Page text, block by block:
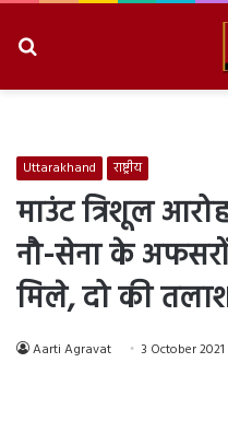
Uttarakhand राष्ट्रीय
माउंट त्रिशूल
नौ-सेना के
मिले, दो की
Aarti Agravat 3 October 2021